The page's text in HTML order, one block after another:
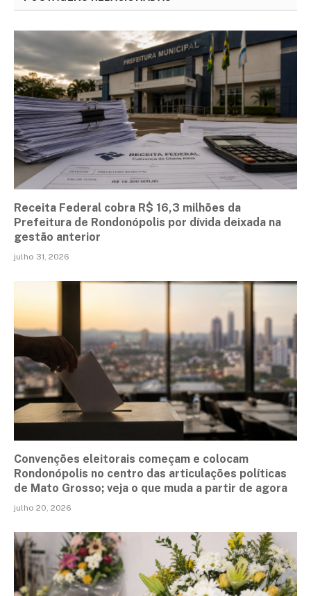
Receita Federal cobra R$ 16,3 milhões da
Prefeitura de Rondonópolis por dívida deixada na
gestão anterior
julho 31, 2026
Convenções eleitorais começam e colocam
Rondonópolis no centro das articulações políticas
de Mato Grosso; veja o que muda a partir de agora
julho 20, 2026